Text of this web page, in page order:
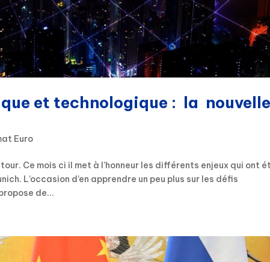
et technologique : la
Euro
Ce mois ci il met à l’honneur les différents enjeux qui ont
L’occasion d’en apprendre un peu plus sur les défis
de...